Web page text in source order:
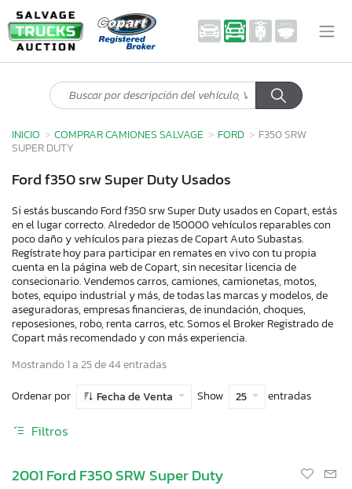
INICIO COMPRAR CAMIONES SALVAGE FORD
F350 SRW
SUPER DUTY
Ford f350 srw Super Duty Usados
Si estás buscando Ford f350 srw Super Duty usados en Copart, estás
en el lugar correcto. Alrededor de 150000 vehículos reparables con
poco daño y vehículos para piezas de Copart Auto Subastas.
Regístrate hoy para participar en remates en vivo con tu propia
cuenta en la página web de Copart, sin necesitar licencia de
consecionario. Vendemos carros, camiones, camionetas, motos,
botes, equipo industrial y más, de todas las marcas y modelos, de
aseguradoras, empresas financieras, de inundación, choques,
reposesiones, robo, renta carros, etc. Somos el Broker Registrado de
Copart más recomendado y con más experiencia.
Mostrando 1 a 25 de 44 entradas
Ordenar por
Fecha de Venta Show 25 entradas
Filtros
2001 Ford F350 SRW Super Duty